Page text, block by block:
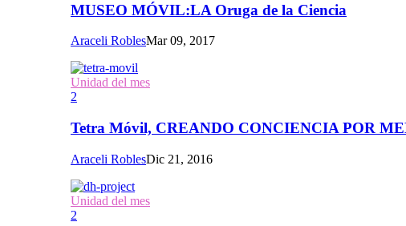
MUSEO MÓVIL:LA Oruga de la Ciencia
Araceli RoblesMar 09, 2017
Unidad del mes
2
Tetra Móvil, CREANDO CONCIENCIA POR
Araceli RoblesDic 21, 2016
Unidad del mes
2